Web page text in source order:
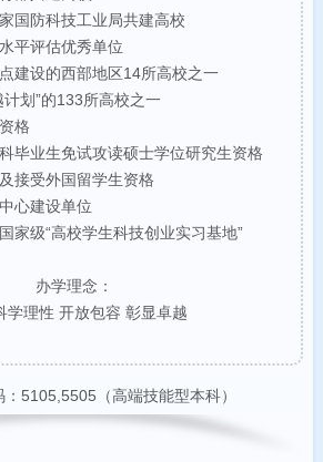
国防科技工业局共建高校
平评估优秀单位
建设的西部地区14所高校之一
划”的133所高校之一
格
毕业生免试攻读硕士学位研究生资格
接受外国留学生资格
心建设单位
家级“高校学生科技创业实习基地”
办学理念：
学理性 开放包容 彰显卓越
5105,5505（高端技能型本科）